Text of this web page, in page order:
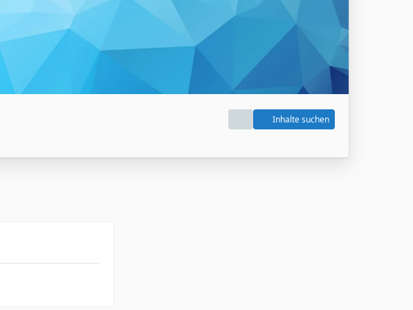
Inhalte suchen